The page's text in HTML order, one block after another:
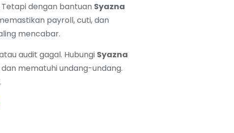
dengan bantuan Syazna
payroll, cuti, dan
mencabar.
audit gagal. Hubungi Syazna
mematuhi undang-undang.